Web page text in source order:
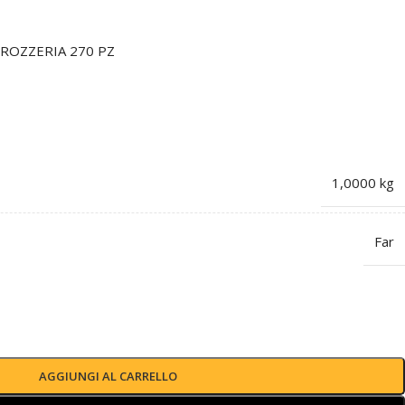
270 PZ
1,0000 kg
Far
AGGIUNGI AL CARRELLO